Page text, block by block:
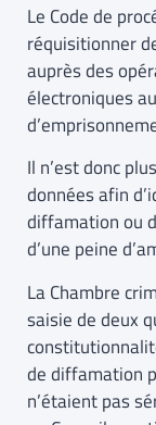
Le Code de
réquisitionner
auprès des
électroniques
Il n’est donc
données afin
diffamation ou
d’une peine
La Chambre
saisie de deux
de diffamation
n’étaient pas